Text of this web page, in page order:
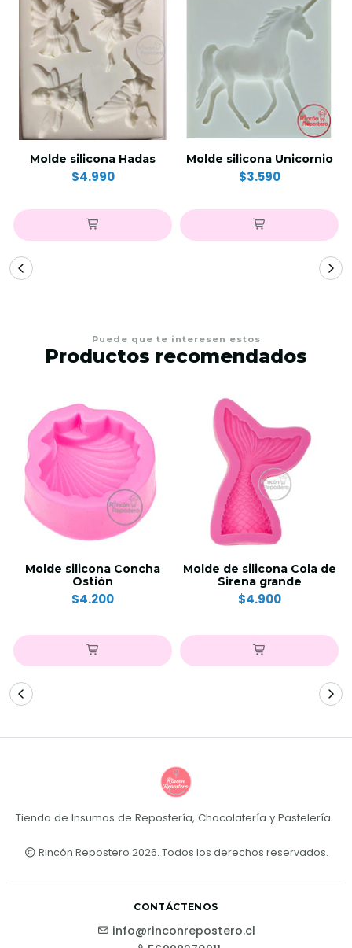
Molde silicona Hadas
$4.990
Molde silicona Unicornio
$3.590
Puede que te interesen estos
Productos recomendados
Molde silicona Concha
Ostión
$4.200
Molde de silicona Cola de
Sirena grande
$4.900
Tienda de Insumos de Repostería, Chocolatería y Pastelería.
Rincón Repostero 2026. Todos los derechos reservados.
CONTÁCTENOS
info@rinconrepostero.cl